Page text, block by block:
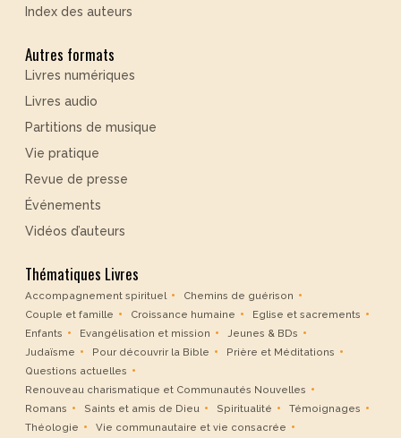
Index des auteurs
Autres formats
Livres numériques
Livres audio
Partitions de musique
Vie pratique
Revue de presse
Événements
Vidéos d’auteurs
Thématiques Livres
Accompagnement spirituel
Chemins de guérison
Couple et famille
Croissance humaine
Eglise et sacrements
Enfants
Evangélisation et mission
Jeunes & BDs
Judaïsme
Pour découvrir la Bible
Prière et Méditations
Questions actuelles
Renouveau charismatique et Communautés Nouvelles
Romans
Saints et amis de Dieu Spiritualité
Témoignages
Théologie
Vie communautaire et vie consacrée